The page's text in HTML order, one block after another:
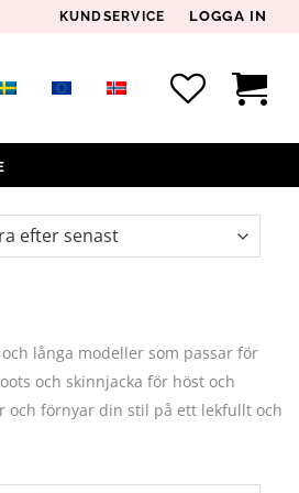
KUNDSERVICE LOGGA IN
långa modeller som passar för
och skinnjacka för höst och
och förnyar din stil på ett lekfullt och